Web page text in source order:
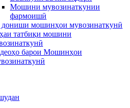
Мошини мувозинаткунии
фармоишӣ
дониши мошинҳои мувозинаткунӣ
татбиқи мошини
барои Мошинҳои